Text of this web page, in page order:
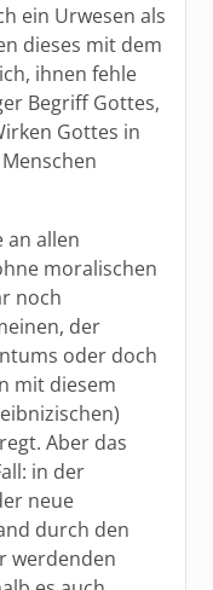
ein Urwesen als
dieses mit dem
ihnen fehle
Begriff Gottes,
Gottes in
an allen
moralischen
noch
der
oder doch
mit diesem
Aber das
in der
neue
durch den
werdenden